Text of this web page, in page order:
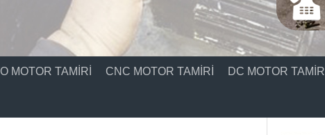
MOTOR TAMIRI CNC MOTOR TAMIRI DC MOTOR TAMIRI